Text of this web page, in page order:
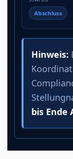
Abschluss
Hinweis:
bis Ende